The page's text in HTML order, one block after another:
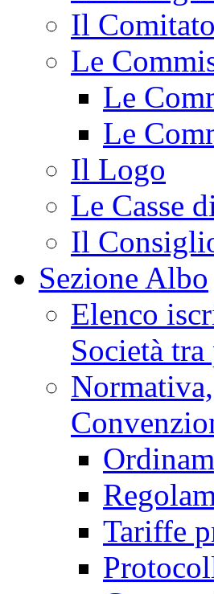
Il
Le
Le
Le
Il Logo
Le Casse
Il
Sezione Albo
Elenco
Società
Tariffe